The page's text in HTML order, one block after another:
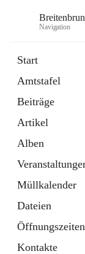
Navigation
Start
Amtstafel
Beiträge
Artikel
Alben
Müllkalender
Dateien
Öffnungszeiten
Kontakte
18 Schnellzugriffe